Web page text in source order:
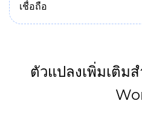
เชื่อถือ
ตัวแปลงเพิ่มเติม